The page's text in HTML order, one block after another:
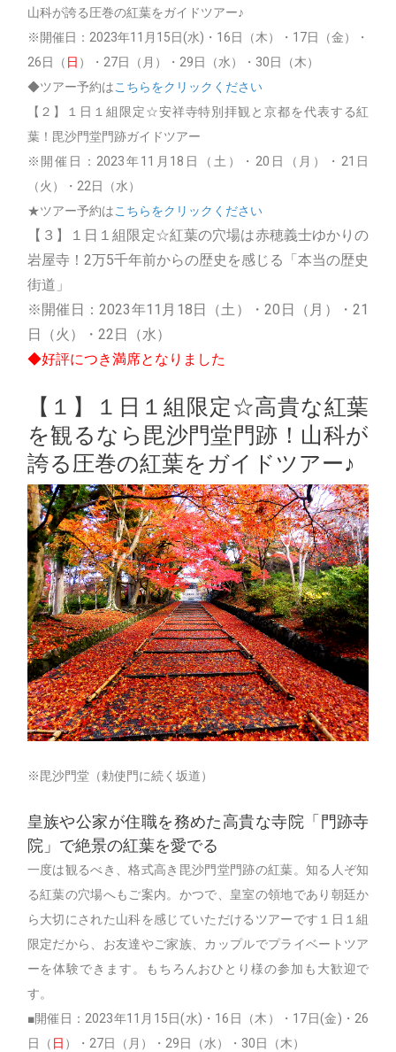
山科が誇る圧巻の紅葉をガイドツアー♪
※開催日：2023年11月15日(水)・16日（木）・17日（金）・
26日（ 日 ）・27日（月）・29日（水）・30日（木）
◆ツアー予約はこちらをクリックください
【２】１日１組限定☆安祥寺特別拝観と京都を代表する紅
葉！毘沙門堂門跡ガイドツアー
※開催日：2023年11月18日（土）・20日（月）・21日
（火）・22日（水）
★ツアー予約はこちらをクリックください
【３】１日１組限定☆紅葉の穴場は赤穂義士ゆかりの
岩屋寺！2万5千年前からの歴史を感じる「本当の歴史
街道」
※開催日：2023年11月18日（土）・20日（月）・21
日（火）・22日（水）
◆好評につき満席となりました
【１】１日１組限定☆高貴な紅葉
を観るなら毘沙門堂門跡！山科が
誇る圧巻の紅葉をガイドツアー♪
※毘沙門堂（勅使門に続く坂道）
皇族や公家が住職を務めた高貴な寺院「門跡寺
院」で絶景の紅葉を愛でる
一度は観るべき、格式高き毘沙門堂門跡の紅葉。知る人ぞ知
る紅葉の穴場へもご案内。かつで、皇室の領地であり朝廷か
ら大切にされた山科を感じていただけるツアーです１日１組
限定だから、お友達やご家族、カップルでプライベートツア
ーを体験できます。もちろんおひとり様の参加も大歓迎で
す。
■開催日：2023年11月15日(水)・16日（木）・17日(金)・26
日（ 日 ）・27日（月）・29日（水）・30日（木）